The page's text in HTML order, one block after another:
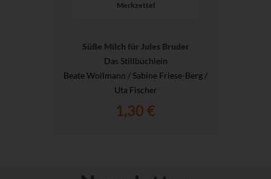
Merkzettel
Süße Milch für Jules Bruder
Das Stillbüchlein
Beate Wollmann / Sabine Friese-Berg /
Uta Fischer
1,30 €